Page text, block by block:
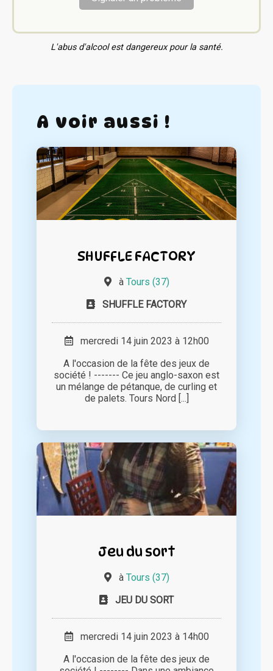
L'abus d'alcool est dangereux pour la santé.
A voir aussi !
SHUFFLE FACTORY
à Tours (37)
SHUFFLE FACTORY
mercredi 14 juin 2023 à 12h00
A l'occasion de la fête des jeux de
société ! ------- Ce jeu anglo-saxon est
un mélange de pétanque, de curling et
de palets. Tours Nord [...]
Jeu du sort
à Tours (37)
JEU DU SORT
mercredi 14 juin 2023 à 14h00
A l'occasion de la fête des jeux de